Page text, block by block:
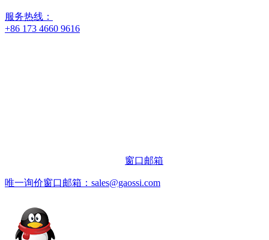
服务热线：
+86 173 4660 9616
窗口邮箱
唯一询价窗口邮箱：sales@gaossi.com